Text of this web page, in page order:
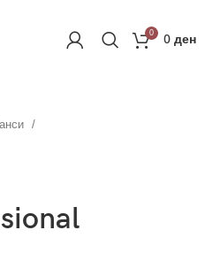
0 0 ден